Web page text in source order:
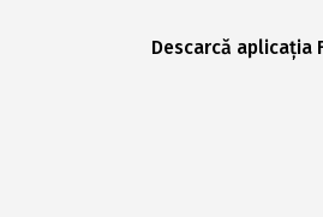
Descarcă aplicația